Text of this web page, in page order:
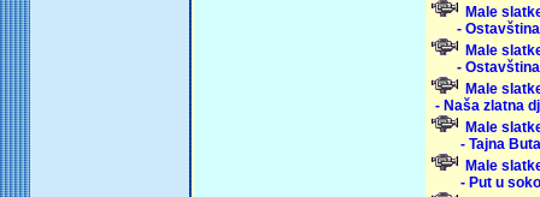
Male
- Ostavština
Male
-
Male
- Naša zlatna
Male
- Tajna
Male
- Put u